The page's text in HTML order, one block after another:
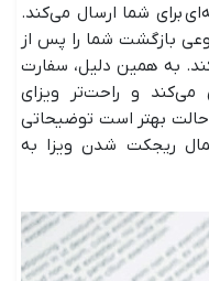
برای شما ارسال می‌کند.
بازگشت شما را پس از
به همین دلیل، سفارت
می‌کند و راحت‌تر ویزای
حالت بهتر است توضیحاتی
ریجکت شدن ویزا به